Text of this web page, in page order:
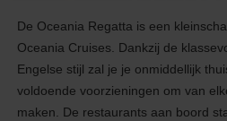
De Oceania Regatta is een
Oceania Cruises. Dankzij de
Engelse stijl zal je je onmiddellijk
voldoende voorzieningen om van
maken. De restaurants aan boord